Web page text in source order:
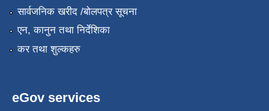
सार्वजनिक खरीद /बोलपत्र सूचना
एन, कानुन तथा निर्देशिका
कर तथा शुल्कहरु
eGov services